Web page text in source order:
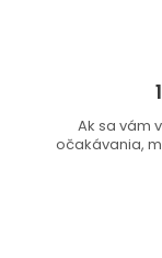
Ak sa vám
očakávania,